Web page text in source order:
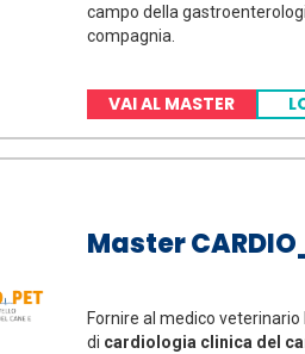
campo della
compagnia.
VAI AL MASTER
Master
Fornire al medico
di cardiologia clinica del